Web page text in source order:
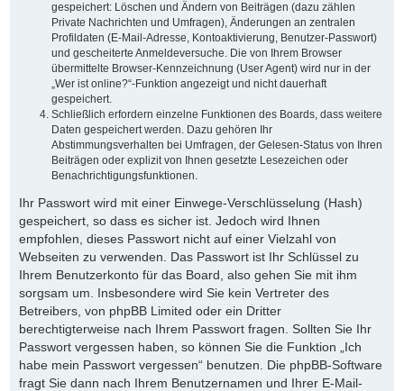
gespeichert: Löschen und Ändern von Beiträgen (dazu zählen
Private Nachrichten und Umfragen), Änderungen an zentralen
Profildaten (E-Mail-Adresse, Kontoaktivierung, Benutzer-Passwort)
und gescheiterte Anmeldeversuche. Die von Ihrem Browser
übermittelte Browser-Kennzeichnung (User Agent) wird nur in der
„Wer ist online?“-Funktion angezeigt und nicht dauerhaft
gespeichert.
Schließlich erfordern einzelne Funktionen des Boards, dass weitere
Daten gespeichert werden. Dazu gehören Ihr
Abstimmungsverhalten bei Umfragen, der Gelesen-Status von Ihren
Beiträgen oder explizit von Ihnen gesetzte Lesezeichen oder
Benachrichtigungsfunktionen.
Ihr Passwort wird mit einer Einwege-Verschlüsselung (Hash)
gespeichert, so dass es sicher ist. Jedoch wird Ihnen
empfohlen, dieses Passwort nicht auf einer Vielzahl von
Webseiten zu verwenden. Das Passwort ist Ihr Schlüssel zu
Ihrem Benutzerkonto für das Board, also gehen Sie mit ihm
sorgsam um. Insbesondere wird Sie kein Vertreter des
Betreibers, von phpBB Limited oder ein Dritter
berechtigterweise nach Ihrem Passwort fragen. Sollten Sie Ihr
Passwort vergessen haben, so können Sie die Funktion „Ich
habe mein Passwort vergessen“ benutzen. Die phpBB-Software
fragt Sie dann nach Ihrem Benutzernamen und Ihrer E-Mail-